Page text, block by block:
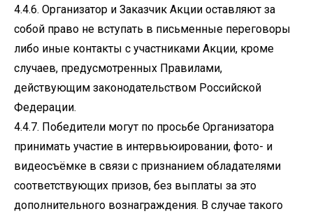
4.4.6. Организатор и Заказчик Акции оставляют за
собой право не вступать в письменные переговоры
либо иные контакты с участниками Акции, кроме
случаев, предусмотренных Правилами,
действующим законодательством Российской
Федерации.
4.4.7. Победители могут по просьбе Организатора
принимать участие в интервьюировании, фото- и
видеосъёмке в связи с признанием обладателями
соответствующих призов, без выплаты за это
дополнительного вознаграждения. В случае такого